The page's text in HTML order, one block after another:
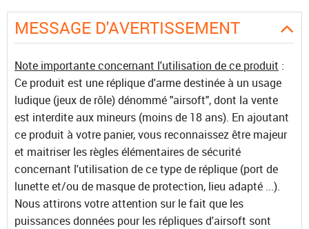
MESSAGE D'AVERTISSEMENT
Note importante concernant l'utilisation de ce produit :
Ce produit est une réplique d'arme destinée à un usage
ludique (jeux de rôle) dénommé "airsoft", dont la vente
est interdite aux mineurs (moins de 18 ans). En ajoutant
ce produit à votre panier, vous reconnaissez être majeur
et maitriser les règles élémentaires de sécurité
concernant l'utilisation de ce type de réplique (port de
lunette et/ou de masque de protection, lieu adapté ...).
Nous attirons votre attention sur le fait que les
puissances données pour les répliques d'airsoft sont